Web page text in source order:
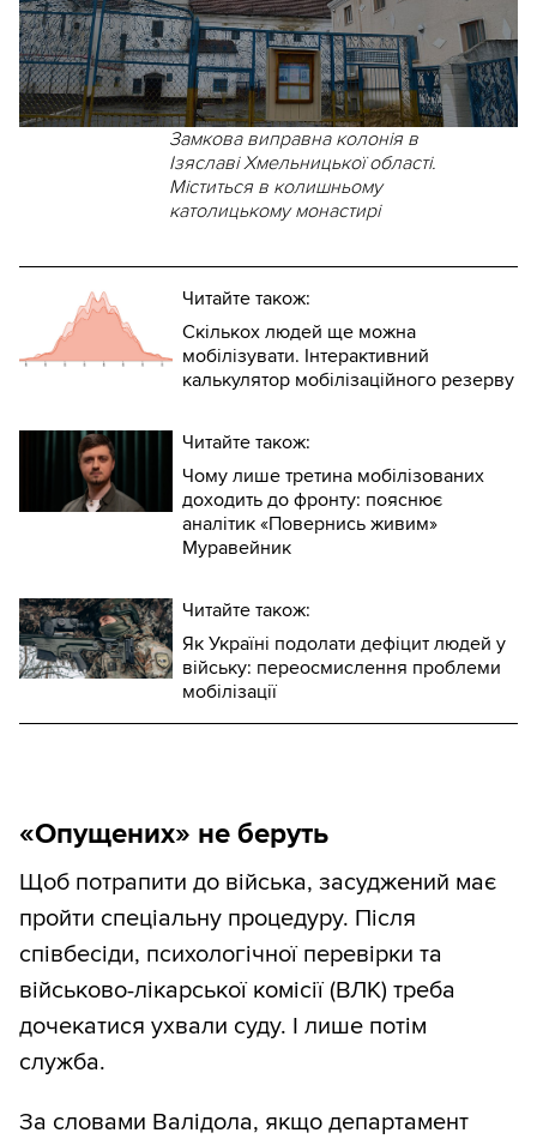
Замкова виправна колонія в
Ізяславі Хмельницької області.
Міститься в колишньому
католицькому монастирі
Читайте також:
Скількох людей ще можна
мобілізувати. Інтерактивний
калькулятор мобілізаційного резерву
Читайте також:
Чому лише третина мобілізованих
доходить до фронту: пояснює
аналітик «Повернись живим»
Муравейник
Читайте також:
Як Україні подолати дефіцит людей у
війську: переосмислення проблеми
мобілізації
«Опущених» не беруть
Щоб потрапити до війська, засуджений має
пройти спеціальну процедуру. Після
співбесіди, психологічної перевірки та
військово-лікарської комісії (ВЛК) треба
дочекатися ухвали суду. І лише потім
служба.
За словами Валідола, якщо департамент